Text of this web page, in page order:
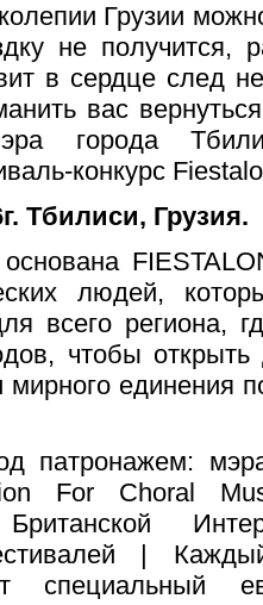
Грузии
не получится,
в сердце след
вас
города
конкурс
Тбилиси, Грузия.
людей,
всего региона,
чтобы открыть
единения
патронажем:
For Choral
|
специальный